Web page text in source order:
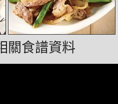
關食譜資料